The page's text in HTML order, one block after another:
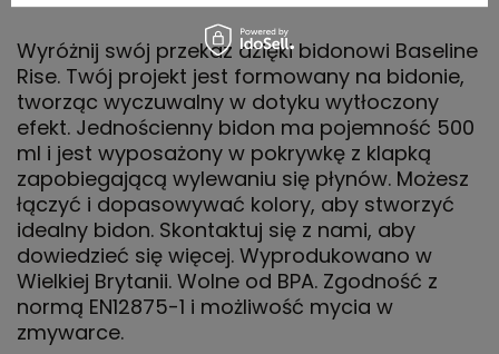
Wyróżnij swój przekaz dzięki bidonowi Baseline
Rise. Twój projekt jest formowany na bidonie,
tworząc wyczuwalny w dotyku wytłoczony
efekt. Jednościenny bidon ma pojemność 500
ml i jest wyposażony w pokrywkę z klapką
zapobiegającą wylewaniu się płynów. Możesz
łączyć i dopasowywać kolory, aby stworzyć
idealny bidon. Skontaktuj się z nami, aby
dowiedzieć się więcej. Wyprodukowano w
Wielkiej Brytanii. Wolne od BPA. Zgodność z
normą EN12875-1 i możliwość mycia w
zmywarce.